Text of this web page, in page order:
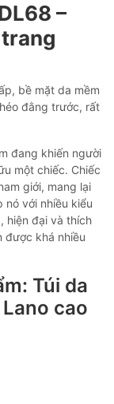
–
bề mặt da mềm
đằng trước, rất
đang khiến người
một chiếc. Chiếc
giới, mang lại
nó với nhiều kiểu
hiện đại và thích
được khá nhiều
Túi da
cao